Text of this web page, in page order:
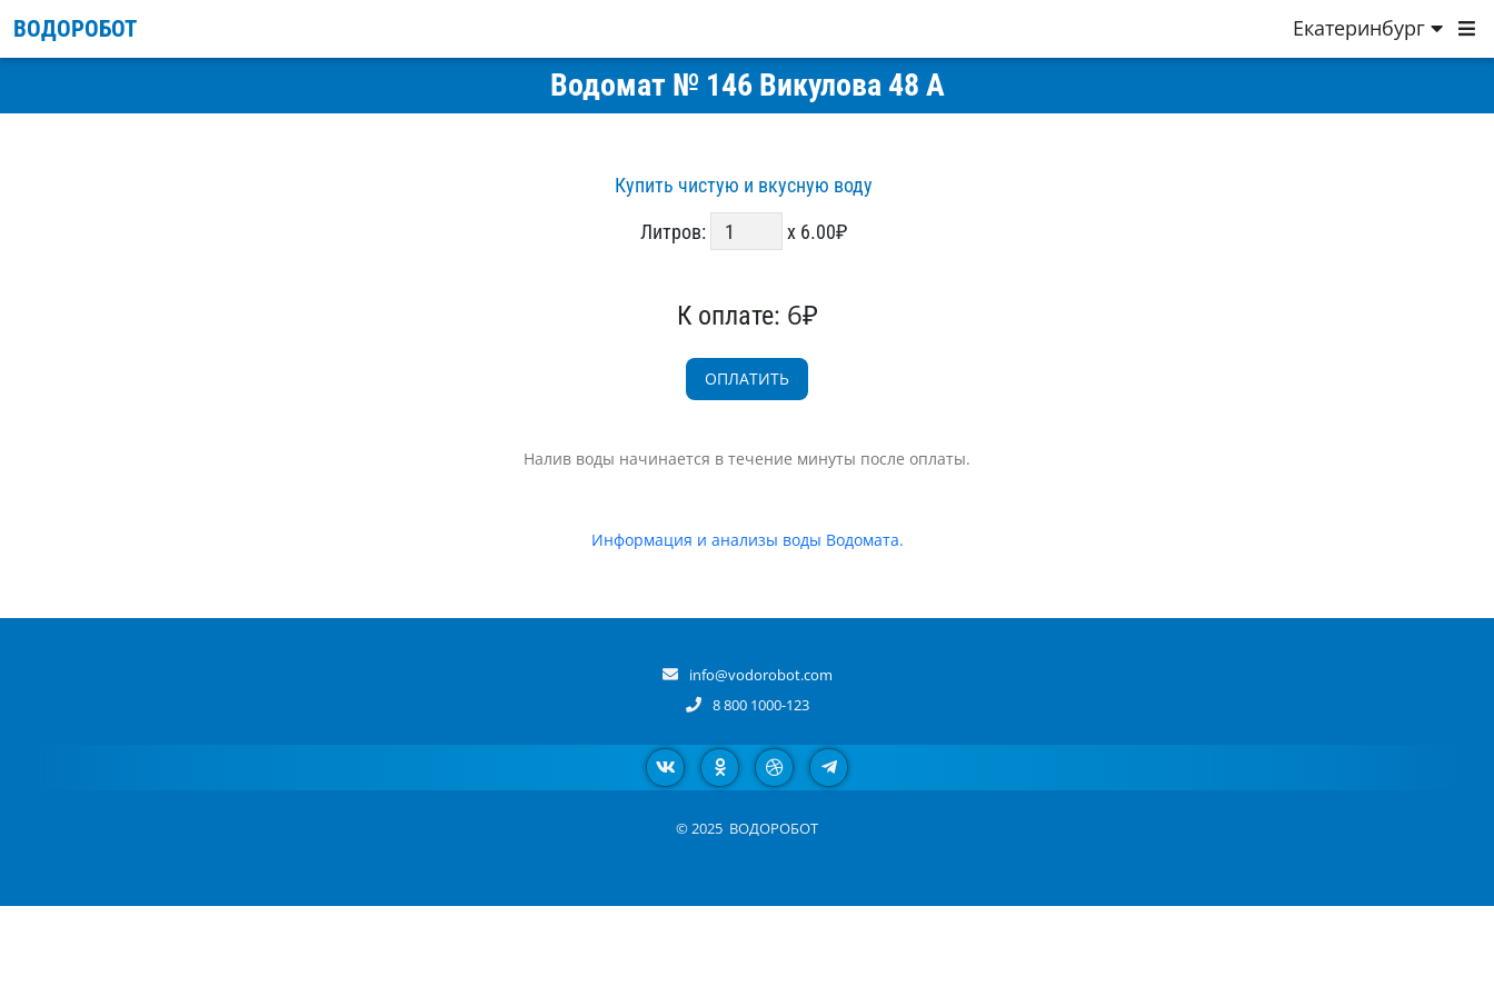
ВОДОРОБОТ Екатеринбург
Водомат № 146 Викулова 48 А
Купить чистую и вкусную воду
Литров:
x 6.00₽
К оплате: 6₽
Налив воды начинается в течение минуты после оплаты.
Информация и анализы воды Водомата.
info@vodorobot.com
8 800 1000-123
© 2025 ВОДОРОБОТ